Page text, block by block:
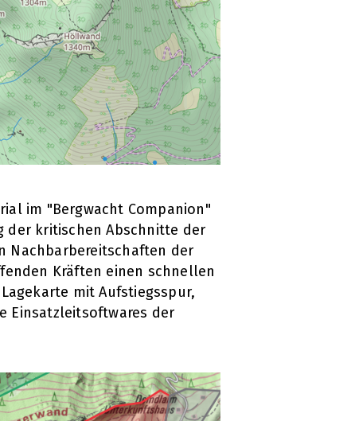
im "Bergwacht Companion"
der kritischen Abschnitte der
Nachbarbereitschaften der
Kräften einen schnellen
mit Aufstiegsspur,
Einsatzleitsoftwares der